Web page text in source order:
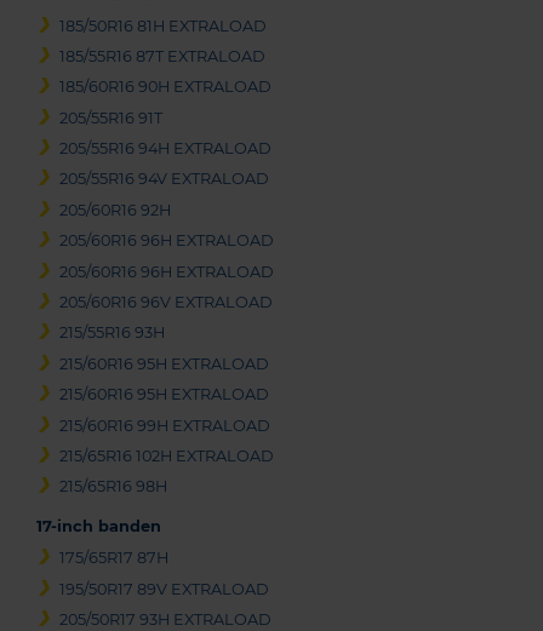
185/50R16 81H EXTRALOAD
185/55R16 87T EXTRALOAD
185/60R16 90H EXTRALOAD
205/55R16 91T
205/55R16 94H EXTRALOAD
205/55R16 94V EXTRALOAD
205/60R16 92H
205/60R16 96H EXTRALOAD
205/60R16 96H EXTRALOAD
205/60R16 96V EXTRALOAD
215/55R16 93H
215/60R16 95H EXTRALOAD
215/60R16 95H EXTRALOAD
215/60R16 99H EXTRALOAD
215/65R16 102H EXTRALOAD
215/65R16 98H
17-inch banden
175/65R17 87H
195/50R17 89V EXTRALOAD
205/50R17 93H EXTRALOAD